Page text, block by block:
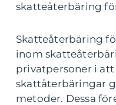
skatteåterbäring
Skatteåterbäring
inom
privatpersoner i
skattåterbäringar
metoder. Dessa